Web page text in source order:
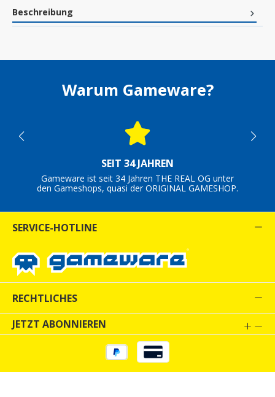
Beschreibung
Warum Gameware?
SEIT 34 JAHREN
Gameware ist seit 34 Jahren THE REAL OG unter
den Gameshops, quasi der ORIGINAL GAMESHOP.
SERVICE-HOTLINE
RECHTLICHES
JETZT ABONNIEREN